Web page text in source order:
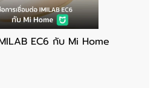
EC6 กับ Mi Home